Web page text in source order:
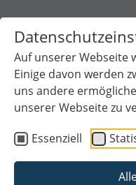
Auf unserer Webseite
Einige davon werden
uns andere
unserer Webseite zu
Essenziell